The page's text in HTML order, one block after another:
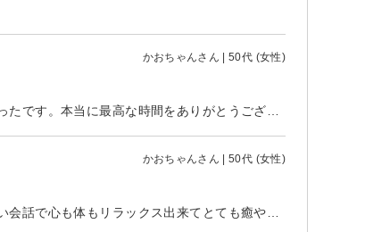
かおちゃんさん | 50代 (女性)
かおちゃんさん | 50代 (女性)